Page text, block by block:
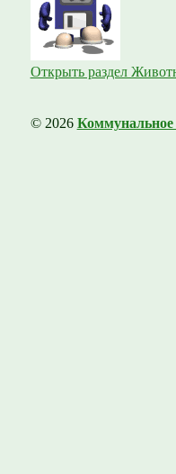
Открыть раздел
© 2026 Коммунальное